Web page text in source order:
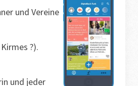
und Vereine
?).
und jeder